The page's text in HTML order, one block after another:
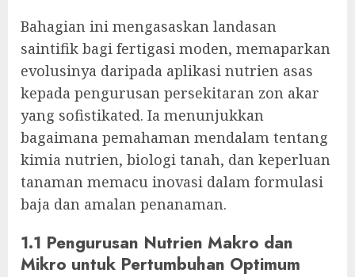
Bahagian ini mengasaskan landasan
saintifik bagi fertigasi moden, memaparkan
evolusinya daripada aplikasi nutrien asas
kepada pengurusan persekitaran zon akar
yang sofistikated. Ia menunjukkan
bagaimana pemahaman mendalam tentang
kimia nutrien, biologi tanah, dan keperluan
tanaman memacu inovasi dalam formulasi
baja dan amalan penanaman.
1.1 Pengurusan Nutrien Makro dan
Mikro untuk Pertumbuhan Optimum